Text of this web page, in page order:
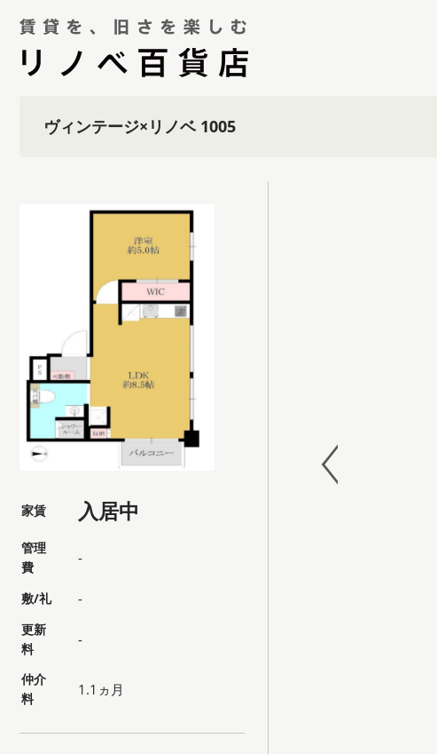
ヴィンテージ×リノベ 1005
家賃 入居中
管理
費
-
敷/礼 -
更新
料
-
仲介
料
1.1ヵ月